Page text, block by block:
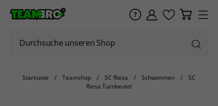
Startseite Teamshop SC Riesa Schwimmen
SC
Riesa Turnbeutel